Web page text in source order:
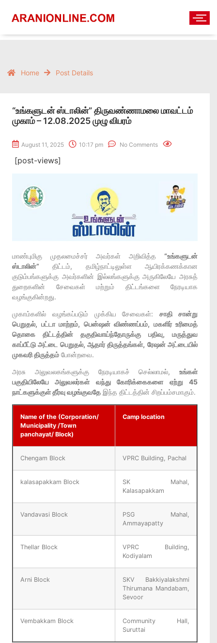
Home Post Details
“உங்களுடன் ஸ்டாலின்” திருவண்ணாமலை மாவட்டம்
முகாம் – 12.08.2025 முழு விபரம்
August 11, 2025 10:17 pm No Comments
[post-views]
மாண்புமிகு முதலமைச்சர் அவர்கள் அறிவித்த “உங்களுடன்
ஸ்டாலின்” திட்டம், தமிழ்நாட்டிலுள்ள ஆயிரக்கணக்கான
குடும்பங்களுக்கு அவர்களின் இல்லங்களுக்கு அருகிலேயே அரசுத்
துறைகளின் சேவைகள் மற்றும் திட்டங்களை நேரடியாக
வழங்குகின்றது.
முகாம்களில் வழங்கப்படும் முக்கிய சேவைகள்:சாதி சான்று
பெறுதல், பட்டா மாற்றம், பென்ஷன் விண்ணப்பம், மகளிர் உரிமைத்
தொகை திட்டத்தின் தகுதிவாய்ந்தோருக்கு பதிவு, மருத்துவ
காப்பீட்டு அட்டை பெறுதல், ஆதார் திருத்தங்கள், ரேஷன் அட்டையில்
முகவரி திருத்தம் போன்றவை.
அரசு அலுவலகங்களுக்கு நேரடியாகச் செல்லாமல், உங்கள்
பகுதியிலேயே அலுவலர்கள் வந்து கோரிக்கைகளை ஏற்று 45
நாட்களுக்குள் தீர்வு வழங்குவதே இந்த திட்டத்தின் சிறப்பம்சமாகும்.
Name of the (Corporation/
Municipality /Town
panchayat/ Block)
Camp location
Chengam Block VPRC Building, Pachal
kalasapakkam Block
SK Mahal,
Kalasapakkam
Vandavasi Block
PSG Mahal,
Ammayapatty
Thellar Block
VPRC Building,
Kodiyalam
Arni Block
SKV Bakkiyalakshmi
Thirumana Mandabam,
Sevoor
Vembakkam Block
Community Hall,
Suruttai